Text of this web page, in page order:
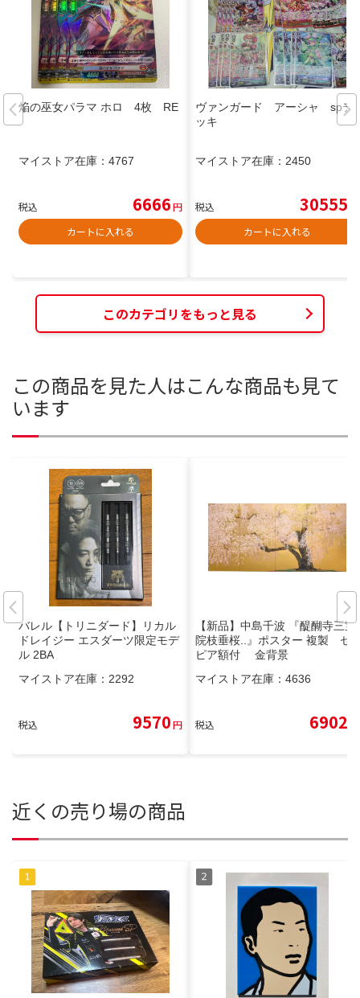
焔の巫女パラマ ホロ 4枚 RE
マイストア在庫： 4767
税込 6666円
カートに入れる
ヴァンガード アーシャ spデ
ッキ
マイストア在庫： 2450
税込 30555
カートに入れる
このカテゴリをもっと見る
この商品を見た人はこんな商品も見て
います
バレル【トリニダード】リカル
ドレイジー エスダーツ限定モデ
ル 2BA
マイストア在庫： 2292
税込 9570円
【新品】中島千波 『醍醐寺三宝
院枝垂桜..』ポスター 複製 セ
ピア額付 金背景
マイストア在庫： 4636
税込 6902
近くの売り場の商品